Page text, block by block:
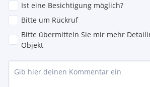
Ist eine Besichtigung möglich?
Bitte um Rückruf
Bitte übermitteln Sie mir mehr
Objekt